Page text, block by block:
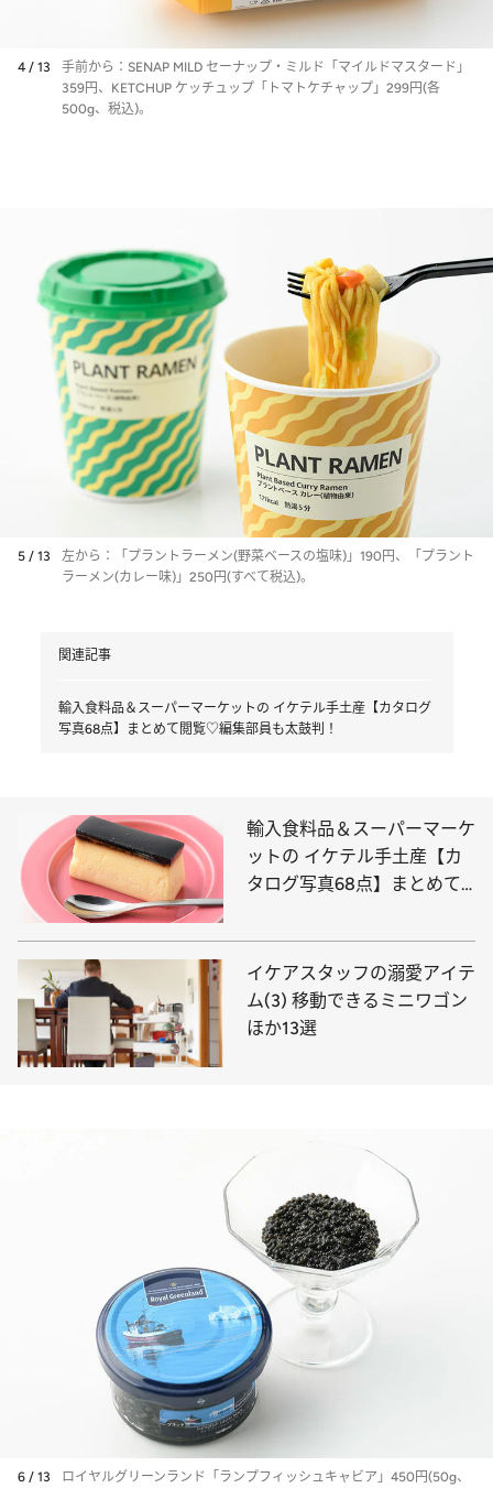
4 / 13
手前から：SENAP MILD セーナップ・ミルド「マイルドマスタード」
359円、KETCHUP ケッチュップ「トマトケチャップ」299円(各
500g、税込)。
5 / 13
左から：「プラントラーメン(野菜ベースの塩味)」190円、「プラント
ラーメン(カレー味)」250円(すべて税込)。
関連記事
輸入食料品＆スーパーマーケットの イケテル手土産【カタログ
写真68点】まとめて閲覧♡編集部員も太鼓判！
輸入食料品＆スーパーマーケ
ットの イケテル手土産【カ
タログ写真68点】まとめて
イケアスタッフの溺愛アイテ
ム(3) 移動できるミニワゴン
ほか13選
6 / 13 ロイヤルグリーンランド「ランプフィッシュキャビア」450円(50g、